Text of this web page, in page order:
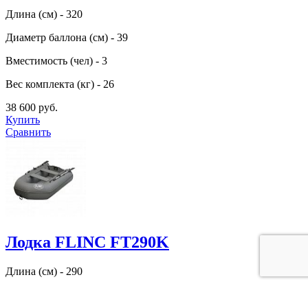
Длина (см) - 320
Диаметр баллона (см) - 39
Вместимость (чел) - 3
Вес комплекта (кг) - 26
38 600 руб.
Купить
Сравнить
Лодка FLINC FT290K
Длина (см) - 290